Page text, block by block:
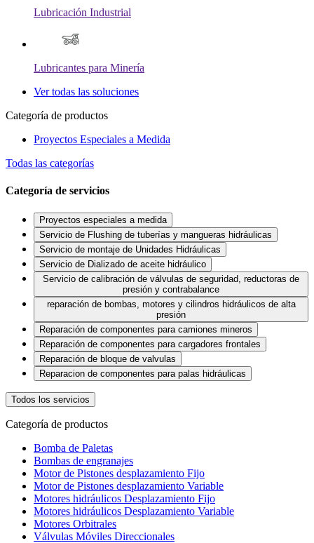
Lubricación Industrial
Lubricantes para Minería
Ver todas las soluciones
Categoría de productos
Proyectos Especiales a Medida
Todas las categorías
Categoría de servicios
Proyectos especiales a medida
Servicio de Flushing de tuberías y mangueras hidráulicas
Servicio de montaje de Unidades Hidráulicas
Servicio de Dializado de aceite hidráulico
Servicio de calibración de válvulas de seguridad, reductoras de
presión y contrabalance
reparación de bombas, motores y cilindros hidráulicos de alta
presión
Reparación de componentes para camiones mineros
Reparación de componentes para cargadores frontales
Reparación de bloque de valvulas
Reparacion de componentes para palas hidráulicas
Todos los servicios
Categoría de productos
Bomba de Paletas
Bombas de engranajes
Motor de Pistones desplazamiento Fijo
Motor de Pistones desplazamiento Variable
Motores hidráulicos Desplazamiento Fijo
Motores hidráulicos Desplazamiento Variable
Motores Orbitrales
Válvulas Móviles Direccionales